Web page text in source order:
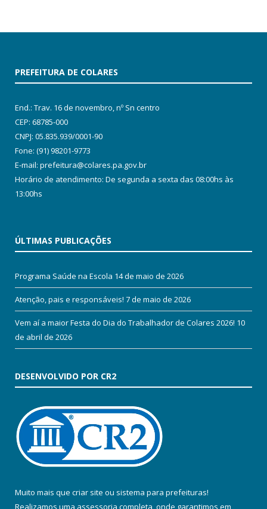
PREFEITURA DE COLARES
End.: Trav. 16 de novembro, nº Sn centro
CEP: 68785-000
CNPJ: 05.835.939/0001-90
Fone: (91) 98201-9773
E-mail: prefeitura@colares.pa.gov.br
Horário de atendimento: De segunda a sexta das 08:00hs às
13:00hs
ÚLTIMAS PUBLICAÇÕES
Programa Saúde na Escola 14 de maio de 2026
Atenção, pais e responsáveis! 7 de maio de 2026
Vem aí a maior Festa do Dia do Trabalhador de Colares 2026! 10
de abril de 2026
DESENVOLVIDO POR CR2
Muito mais que criar site ou sistema para prefeituras!
Realizamos uma assessoria completa, onde garantimos em